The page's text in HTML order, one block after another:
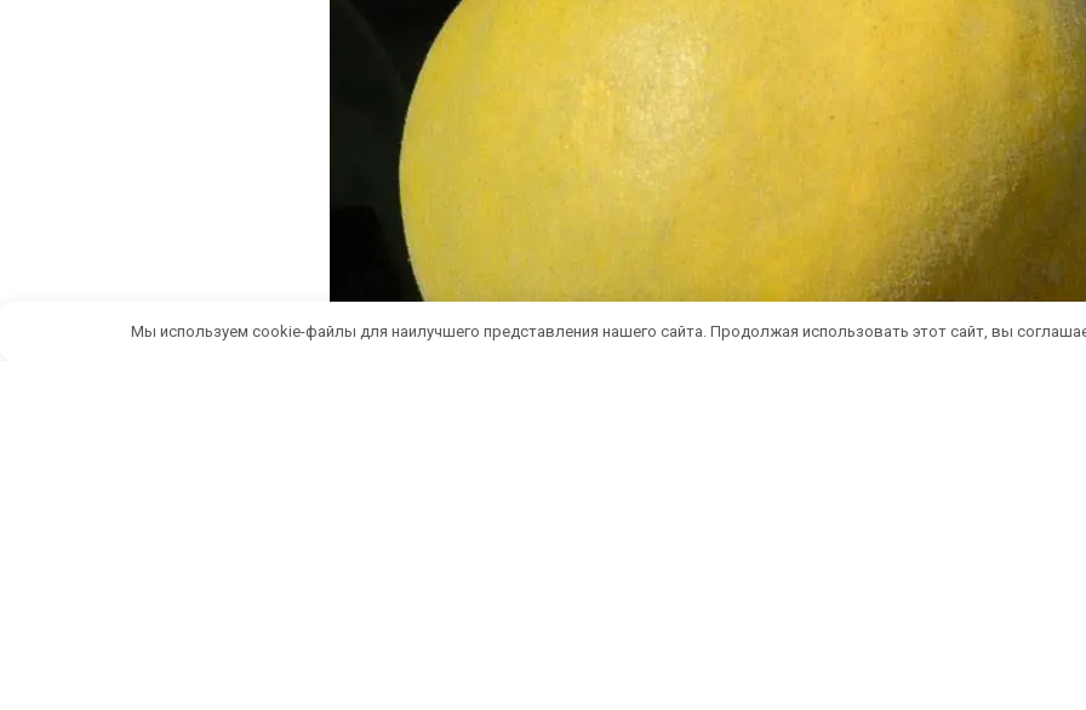
Мы используем cookie-файлы для наилучшего представления нашего сайта. Продолжая использовать этот сайт, вы